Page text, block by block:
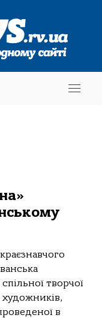
творчої
художників,
в